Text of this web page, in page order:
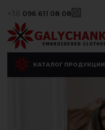
+38 096 611 08 08
КАТАЛОГ ПРОДУКЦИИ